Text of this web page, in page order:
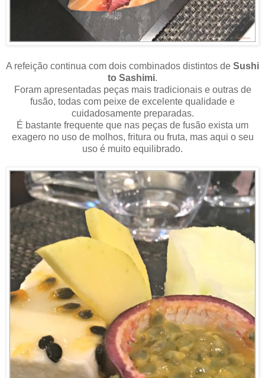
A refeição continua com dois combinados distintos de Sushi
to Sashimi.
Foram apresentadas peças mais tradicionais e outras de
fusão, todas com peixe de excelente qualidade e
cuidadosamente preparadas.
É bastante frequente que nas peças de fusão exista um
exagero no uso de molhos, fritura ou fruta, mas aqui o seu
uso é muito equilibrado.